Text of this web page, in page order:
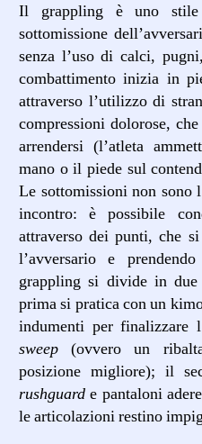
Il grappling è uno
sottomissione
senza l’uso di calci,
combattimento inizia in
attraverso l’utilizzo di
compressioni dolorose,
arrendersi (l’atleta
mano o il piede sul
Le sottomissioni non sono
incontro: è possibile
attraverso dei punti, che
l’avversario e
grappling si divide in
prima si pratica con un
indumenti per finalizzare
sweep (ovvero un
posizione migliore); il
rushguard e pantaloni
le articolazioni restino